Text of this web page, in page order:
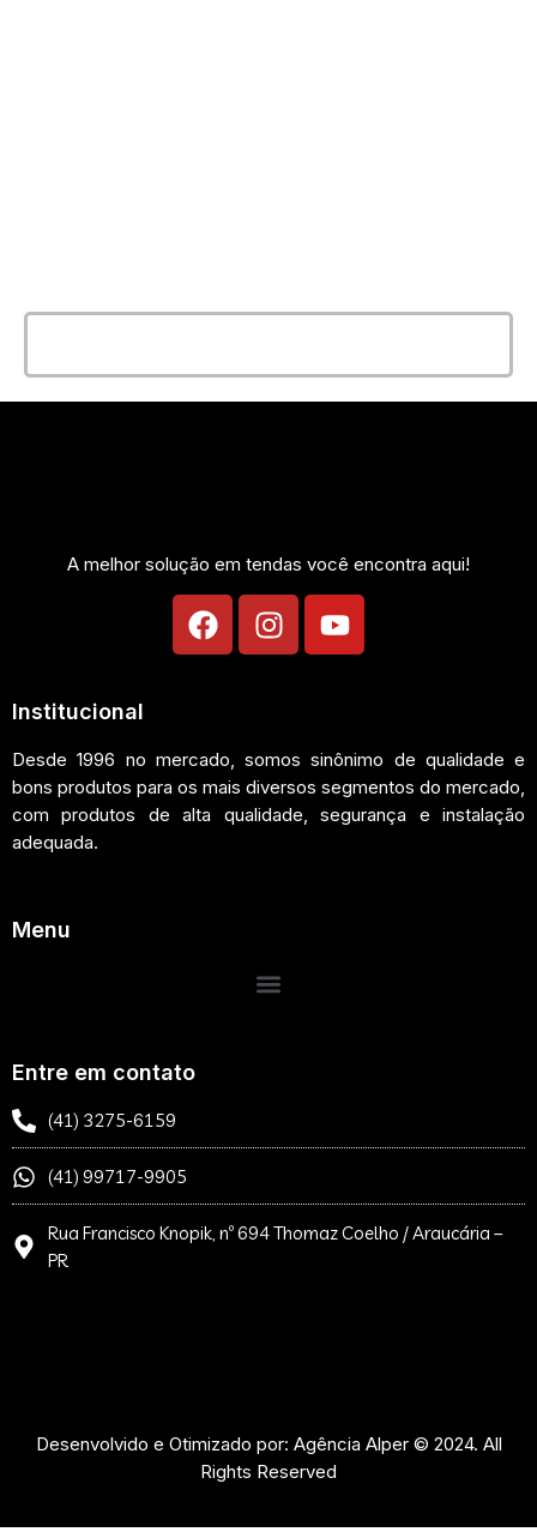
A melhor solução em tendas você encontra aqui!
Institucional
Desde 1996 no mercado, somos sinônimo de qualidade e
bons produtos para os mais diversos segmentos do mercado,
com produtos de alta qualidade, segurança e instalação
adequada.
Menu
Entre em contato
(41) 3275-6159
(41) 99717-9905
Rua Francisco Knopik, nº 694 Thomaz Coelho / Araucária –
PR
Desenvolvido e Otimizado por: Agência Alper © 2024. All
Rights Reserved